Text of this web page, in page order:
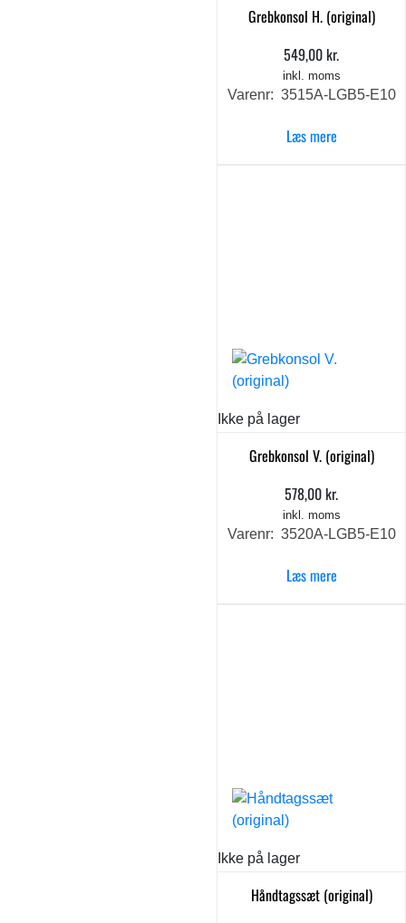
Grebkonsol H. (original)
549,00kr.
inkl. moms
Varenr: 3515A-LGB5-E10
Læs mere
Ikke på lager
Grebkonsol V. (original)
578,00kr.
inkl. moms
Varenr: 3520A-LGB5-E10
Læs mere
Ikke på lager
Håndtagssæt (original)